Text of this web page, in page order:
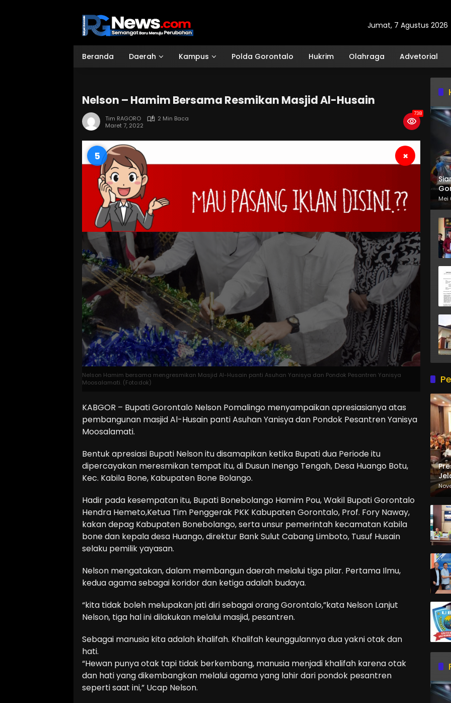
Jumat, 7 Agustus 2026
Beranda Daerah Kampus Polda Gorontalo Hukrim Olahraga Advetorial
Nelson – Hamim Bersama Resmikan Masjid Al-Husain
Tim RAGORO
2 Min Baca
Maret 7, 2022
738
4 ×
Nelson Hamim bersama mengresmikan Masjid Al-Husain panti Asuhan Yanisya dan Pondok Pesantren Yanisya
Moosalamati. (Foto:dok)
KABGOR – Bupati Gorontalo Nelson Pomalingo menyampaikan apresiasianya atas
pembangunan masjid Al-Husain panti Asuhan Yanisya dan Pondok Pesantren Yanisya
Moosalamati.
Bentuk apresiasi Bupati Nelson itu disamapikan ketika Bupati dua Periode itu
dipercayakan meresmikan tempat itu, di Dusun Inengo Tengah, Desa Huango Botu,
Kec. Kabila Bone, Kabupaten Bone Bolango.
Hadir pada kesempatan itu, Bupati Bonebolango Hamim Pou, Wakil Bupati Gorontalo
Hendra Hemeto,Ketua Tim Penggerak PKK Kabupaten Gorontalo, Prof. Fory Naway,
kakan depag Kabupaten Bonebolango, serta unsur pemerintah kecamatan Kabila
bone dan kepala desa Huango, direktur Bank Sulut Cabang Limboto, Tusuf Husain
selaku pemilik yayasan.
Nelson mengatakan, dalam membangun daerah melalui tiga pilar. Pertama Ilmu,
kedua agama sebagai koridor dan ketiga adalah budaya.
“kita tidak boleh melupakan jati diri sebagai orang Gorontalo,”kata Nelson Lanjut
Nelson, tiga hal ini dilakukan melalui masjid, pesantren.
Sebagai manusia kita adalah khalifah. Khalifah keunggulannya dua yakni otak dan
hati.
“Hewan punya otak tapi tidak berkembang, manusia menjadi khalifah karena otak
dan hati yang dikembangkan melalui agama yang lahir dari pondok pesantren
seperti saat ini,” Ucap Nelson.
Mei